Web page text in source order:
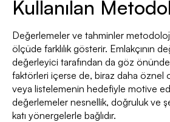
Kullanılan
Değerlemeler ve tahminler
ölçüde farklılık gösterir. Emlakçının
değerleyici tarafından da göz
faktörleri içerse de, biraz daha öznel
veya listelemenin hedefiyle motive
değerlemeler nesnellik, doğruluk ve
katı yönergelerle bağlıdır.